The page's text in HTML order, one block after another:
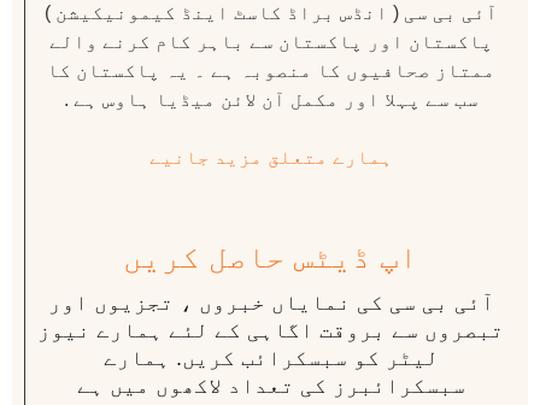
آئی بی سی ( انڈس براڈ کاسٹ اینڈ کیمونیکیشن )
پاکستان اور پاکستان سے باہر کام کرنے والے
ممتاز صحافیوں کا منصوبہ ہے ۔ یہ پاکستان کا
سب سے پہلا اور مکمل آن لائن میڈیا ہاوس ہے .
ہمارے متعلق مزید جانیے
اپ ڈیٹس حاصل کریں
آئی بی سی کی نمایاں خبروں ، تجزیوں اور
تبصروں سے بروقت اگاہی کے لئے ہمارے نیوز
لیٹر کو سبسکرائب کریں. ہمارے
سبسکرائبرز کی تعداد لاکھوں میں ہے